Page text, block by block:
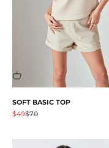
SOFT BASIC TOP
Prezzo scontato
$49Prezzo
$70